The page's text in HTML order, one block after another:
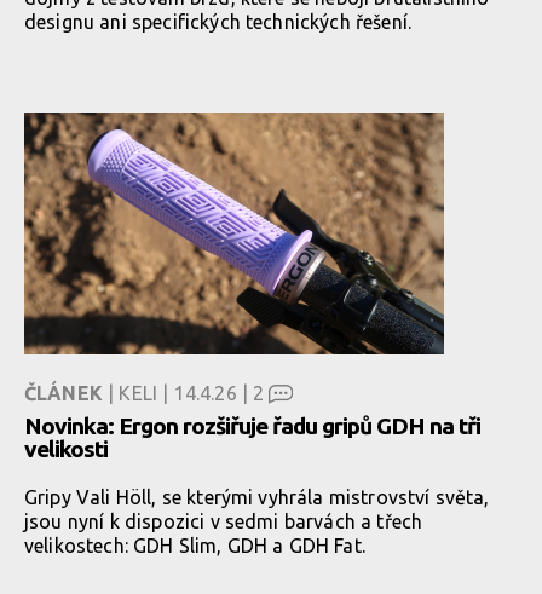
designu ani specifických technických řešení.
ČLÁNEK | KELI | 14.4.26 | 2
Novinka: Ergon rozšiřuje řadu gripů GDH na tři
velikosti
Gripy Vali Höll, se kterými vyhrála mistrovství světa,
jsou nyní k dispozici v sedmi barvách a třech
velikostech: GDH Slim, GDH a GDH Fat.